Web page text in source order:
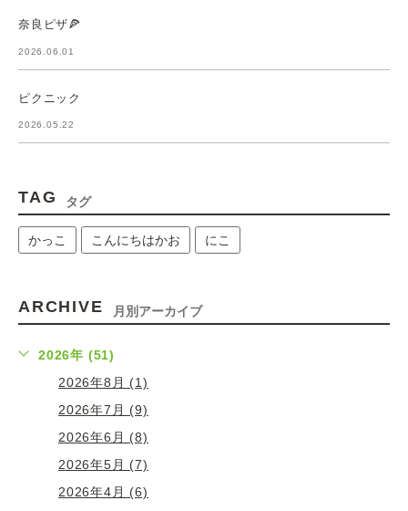
奈良ピザ🍕
2026.06.01
ピクニック
2026.05.22
TAG タグ
かっこ こんにちはかお にこ
ARCHIVE 月別アーカイブ
2026年 (51)
2026年8月 (1)
2026年7月 (9)
2026年6月 (8)
2026年5月 (7)
2026年4月 (6)